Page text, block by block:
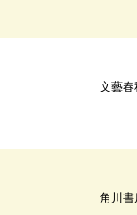
文藝春
角川書